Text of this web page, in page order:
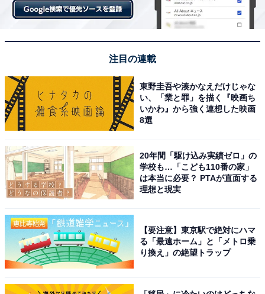
【今日チェックしたい】ブラウンの人気商品5選
ブラウン「51-M1200s-V」
ブラウン 電気シェーバー シリーズ5 電動 髭剃り メンズ
【Amazon.co.jp限定】 51-M1200s-V ミント キワゾリト
リマー 防水設計 充電式 コードレス ディープキャッチ網刃
Amazonで見る
注目の連載
東野圭吾や湊かなえだけじゃな
い、「業と罪」を描く『映画ち
いかわ』から強く連想した映画
8選
20年間「駆け込み実績ゼロ」の
学校も…「こども110番の家」
は本当に必要？ PTAが直面する
理想と現実
【要注意】東京駅で絶対にハマ
る「最遠ホーム」と「メトロ乗
り換え」の絶望トラップ